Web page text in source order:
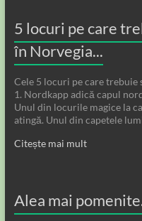
5 locuri pe care
în Norvegia...
Cele 5 locuri pe care trebuie
1. Nordkapp adică capul
Unul din locurile magice la
atingă. Unul din capetele
Citește mai mult
Alea mai